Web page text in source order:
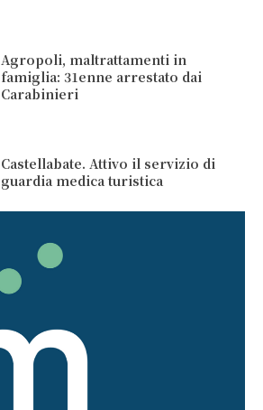
Agropoli, maltrattamenti in
famiglia: 31enne arrestato dai
Carabinieri
Castellabate. Attivo il servizio di
guardia medica turistica